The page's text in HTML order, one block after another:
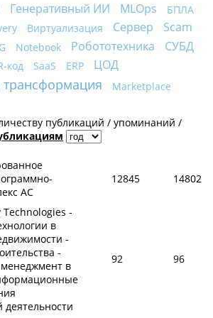
Генеративный ИИ MLOps
БПЛА
Виртуализация Сервер
Scam
Notebook Робототехника СУБД
код SaaS ERP ЦОД
Marketplace
публикаций / упоминаний /
АС
12845 14802
-
в
-
-
в
деятельности
92 96